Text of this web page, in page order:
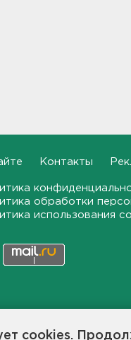
cookies.
атаки
Контакты
обработки
использования
жизни в